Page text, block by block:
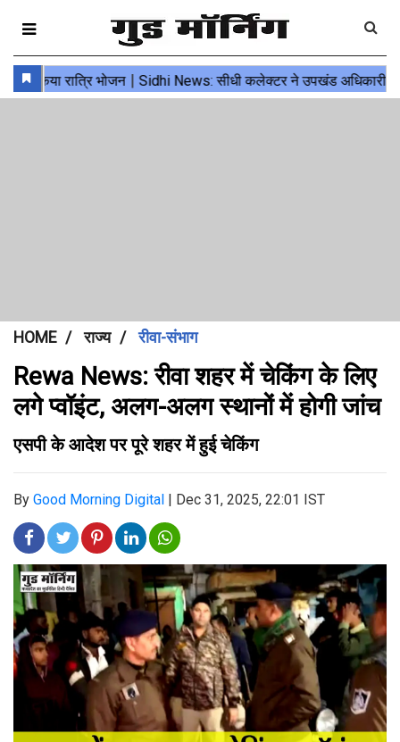
HOME राज्य रीवा-संभाग
Rewa News: रीवा शहर में चेकिंग के लिए
लगे प्वॉइंट, अलग-अलग स्थानों में होगी जांच
एसपी के आदेश पर पूरे शहर में हुई चेकिंग
By Good Morning Digital | Dec 31, 2025, 22:01 IST